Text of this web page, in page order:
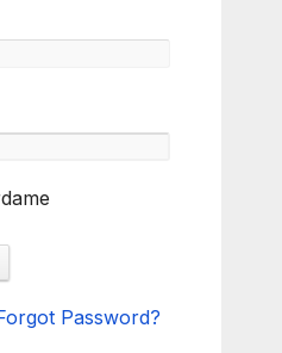
Password?